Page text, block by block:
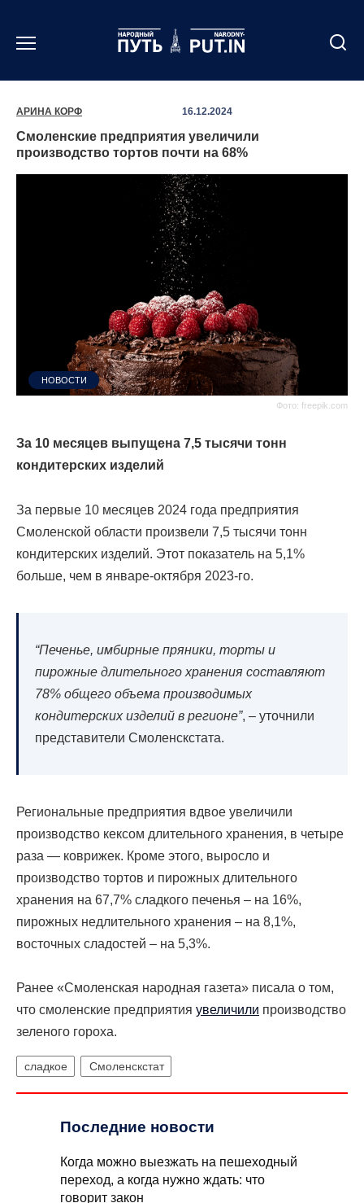
содержанию
АРИНА КОРФ 16.12.2024
Смоленские предприятия увеличили
производство тортов почти на 68%
Фото: freepik.com
НОВОСТИ
За 10 месяцев выпущена 7,5 тысячи тонн
кондитерских изделий
За первые 10 месяцев 2024 года предприятия
Смоленской области произвели 7,5 тысячи тонн
кондитерских изделий. Этот показатель на 5,1%
больше, чем в январе-октября 2023-го.
“Печенье, имбирные пряники, торты и
пирожные длительного хранения составляют
78% общего объема производимых
кондитерских изделий в регионе”, – уточнили
представители Смоленскстата.
Региональные предприятия вдвое увеличили
производство кексом длительного хранения, в четыре
раза — коврижек. Кроме этого, выросло и
производство тортов и пирожных длительного
хранения на 67,7% сладкого печенья – на 16%,
пирожных недлительного хранения – на 8,1%,
восточных cладостей – на 5,3%.
Ранее «Смоленская народная газета» писала о том,
что смоленские предприятия увеличили производство
зеленого гороха.
сладкое Смоленскстат
Последние новости
Когда можно выезжать на пешеходный
переход, а когда нужно ждать: что
говорит закон